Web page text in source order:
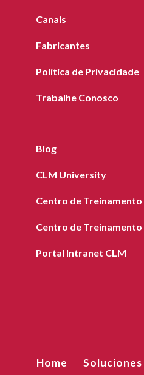
Canais
Fabricantes
Política de Privacidade
Trabalhe Conosco
Blog
CLM University
Centro de
Centro de
Portal Intranet CLM
Home Soluciones